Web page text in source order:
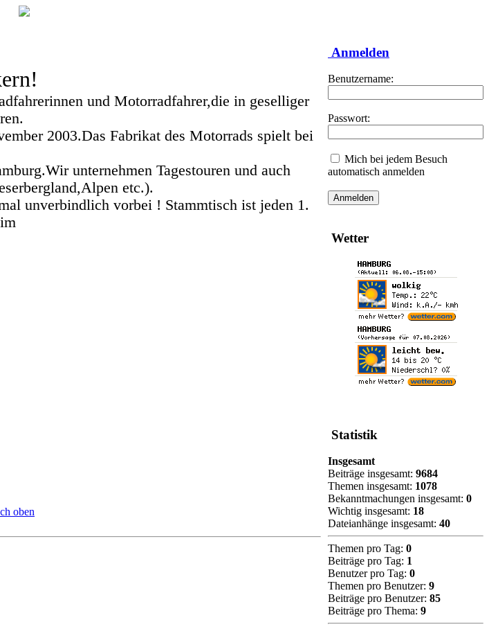
und Motorradfahrer,die in geselliger
2003.Das Fabrikat des Motorrads spielt bei
unternehmen Tagestouren und auch
etc.).
unverbindlich vorbei ! Stammtisch ist jeden 1.
oben
Anmelden
Benutzername:
Passwort:
Mich bei jedem Besuch
automatisch anmelden
Wetter
Statistik
Insgesamt
Beiträge insgesamt: 9684
Themen insgesamt: 1078
Bekanntmachungen insgesamt: 0
Wichtig insgesamt: 18
Dateianhänge insgesamt: 40
Themen pro Tag: 0
Beiträge pro Tag: 1
Benutzer pro Tag: 0
Themen pro Benutzer: 9
Beiträge pro Benutzer: 85
Beiträge pro Thema: 9